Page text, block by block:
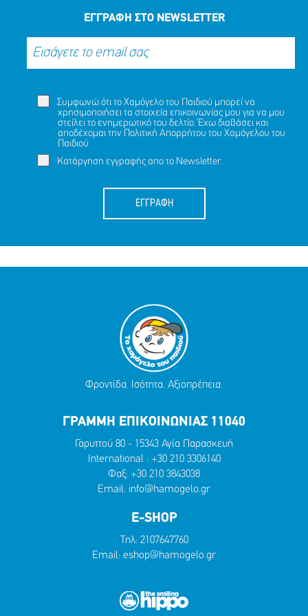
ΤΟ
ΤΩΡΑ
ΕΓΓΡΑΦΗ ΣΤΟ NEWSLETTER
Συμφωνώ ότι το Χαμόγελο του Παιδιού μπορεί να
χρησιμοποιήσει τα στοιχεία επικοινωνίας μου για να μου
στείλει το ενημερωτικό του δελτίο. Έχω διαβάσει και
αποδέχομαι την Πολιτική Απορρήτου του Χαμόγελου του
Παιδιού
Κατάργηση εγγραφής απο το Newsletter.
ΕΓΓΡΑΦΗ
Φροντίδα. Ισότητα. Αξιοπρέπεια.
ΓΡΑΜΜΗ ΕΠΙΚΟΙΝΩΝΙΑΣ 11040
Γαρυττού 80 - 15343 Αγία Παρασκευή
International : +30 210 3306140
Φαξ: +30 210 3843038
Email: info@hamogelo.gr
E-SHOP
Τηλ: 2107647760
Email: eshop@hamogelo.gr